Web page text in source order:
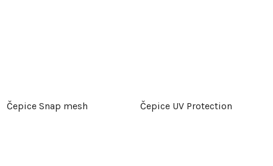
Čepice Snap mesh Čepice UV Protection